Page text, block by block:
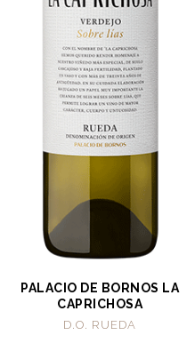
PALACIO DE BORNOS LA
CAPRICHOSA
D.O. RUEDA